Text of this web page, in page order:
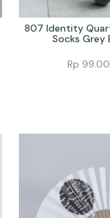
807 Identity
Socks Grey
Rp